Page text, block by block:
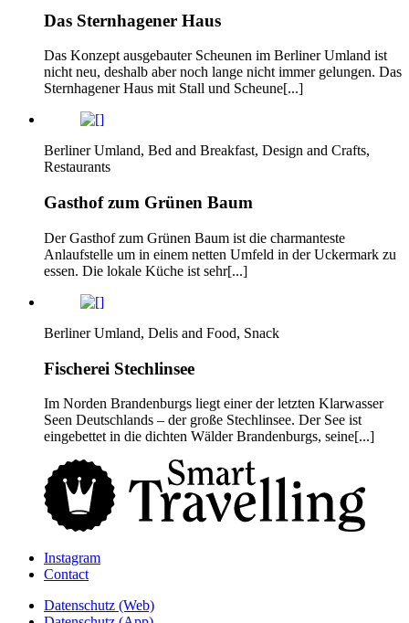
Das Sternhagener Haus
Das Konzept ausgebauter Scheunen im Berliner Umland ist
nicht neu, deshalb aber noch lange nicht immer gelungen. Das
Sternhagener Haus mit Stall und Scheune[...]
Berliner Umland, Bed and Breakfast, Design and Crafts,
Restaurants
Gasthof zum Grünen Baum
Der Gasthof zum Grünen Baum ist die charmanteste
Anlaufstelle um in einem netten Umfeld in der Uckermark zu
essen. Die lokale Küche ist sehr[...]
Berliner Umland, Delis and Food, Snack
Fischerei Stechlinsee
Im Norden Brandenburgs liegt einer der letzten Klarwasser
Seen Deutschlands – der große Stechlinsee. Der See ist
eingebettet in die dichten Wälder Brandenburgs, seine[...]
Instagram
Contact
Daten­schutz­ (Web)